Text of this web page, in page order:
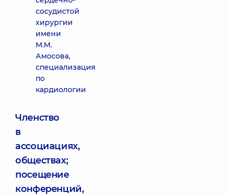
сосудистой
хирургии
имени
М.М.
Амосова,
специализация
по
кардиологии
Членство
в
ассоциациях,
обществах;
посещение
конференций,